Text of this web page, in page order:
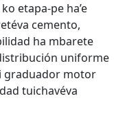
etapa-pe ha’e
cemento,
ha mbarete
uniforme
graduador motor
tuichavéva